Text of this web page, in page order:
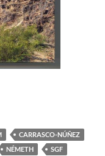
CARRASCO-NÚÑEZ
NÉMETH
SGF